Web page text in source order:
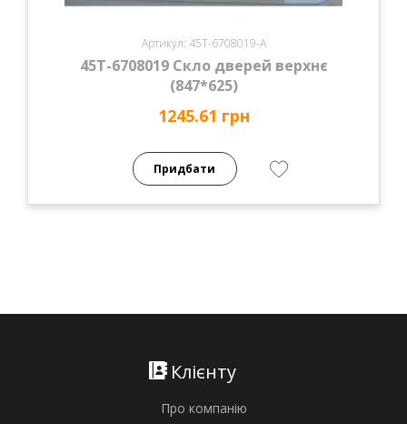
Артикул: 45Т-6708019-А
45Т-6708019 Скло дверей верхнє
(847*625)
1245.61 грн
Придбати
Клієнту
Про компанію